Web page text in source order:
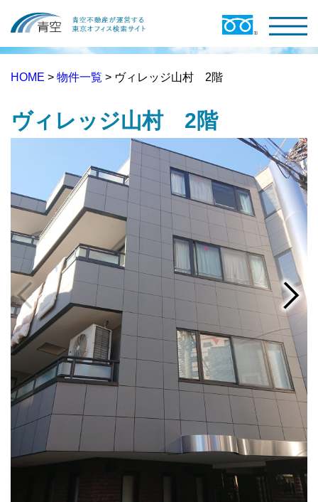
HOME > 物件一覧 > ヴィレッジ山村 2階
ヴィレッジ山村 2階